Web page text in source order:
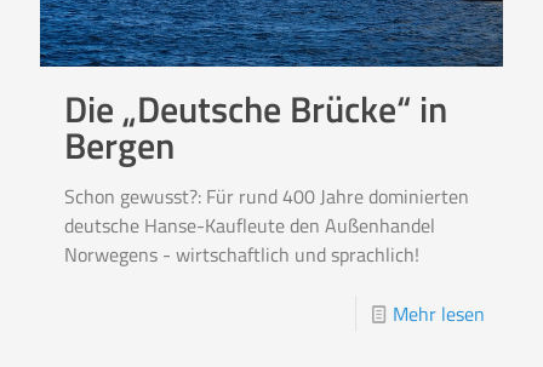
Die „Deutsche Brücke“ in
Bergen
Schon gewusst?: Für rund 400 Jahre dominierten
deutsche Hanse-Kaufleute den Außenhandel
Norwegens - wirtschaftlich und sprachlich!
Mehr lesen